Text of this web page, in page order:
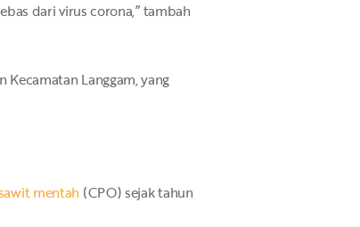
dari virus corona,” tambah
Langgam, yang
mentah (CPO) sejak tahun